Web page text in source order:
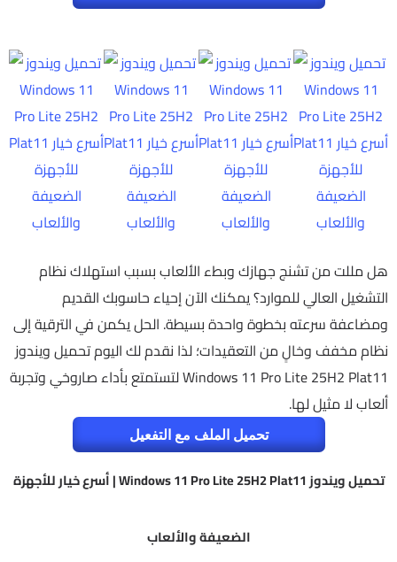
هل مللت من تشنج جهازك وبطء الألعاب بسبب استهلاك نظام
التشغيل العالي للموارد؟ يمكنك الآن إحياء حاسوبك القديم
ومضاعفة سرعته بخطوة واحدة بسيطة. الحل يكمن في الترقية إلى
نظام مخفف وخالٍ من التعقيدات؛ لذا نقدم لك اليوم تحميل ويندوز
Windows 11 Pro Lite 25H2 Plat11 لتستمتع بأداء صاروخي وتجربة
ألعاب لا مثيل لها.
تحميل الملف مع التفعيل
تحميل ويندوز Windows 11 Pro Lite 25H2 Plat11 | أسرع خيار للأجهزة
الضعيفة والألعاب